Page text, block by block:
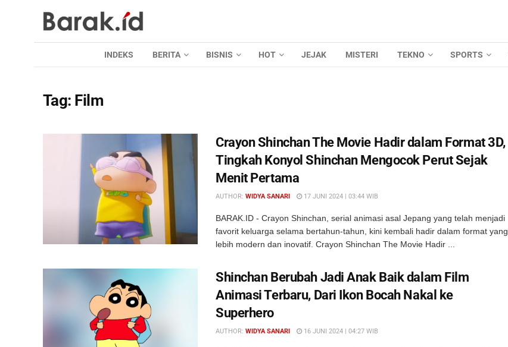
INDEKS BERITA BISNIS HOT JEJAK MISTERI TEKNO SPORTS
Tag: Film
Crayon Shinchan The Movie Hadir dalam Format 3D,
Tingkah Konyol Shinchan Mengocok Perut Sejak
Menit Pertama
AUTHOR: WIDYA SANARI 17 JUNI 2024 | 03:44 WIB
BARAK.ID - Crayon Shinchan, serial animasi asal Jepang yang telah menjadi
favorit keluarga selama bertahun-tahun, kini kembali hadir dalam format yang
lebih modern dan inovatif. Crayon Shinchan The Movie Hadir ...
Shinchan Berubah Jadi Anak Baik dalam Film
Animasi Terbaru, Dari Ikon Bocah Nakal ke
Superhero
AUTHOR: WIDYA SANARI 16 JUNI 2024 | 04:27 WIB